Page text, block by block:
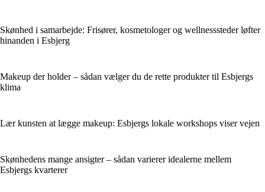
Skønhed i samarbejde: Frisører, kosmetologer og wellnesssteder løfter
hinanden i Esbjerg
Makeup der holder – sådan vælger du de rette produkter til Esbjergs
klima
Lær kunsten at lægge makeup: Esbjergs lokale workshops viser vejen
Skønhedens mange ansigter – sådan varierer idealerne mellem
Esbjergs kvarterer